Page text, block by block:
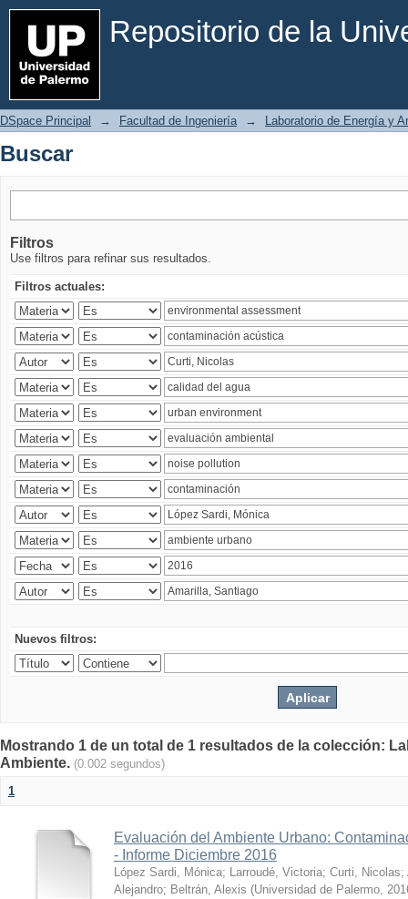
Repositorio de la
Buscar
DSpace Principal → Facultad de Ingeniería → Laboratorio de Energía y
Buscar
Filtros
Use filtros para refinar sus resultados.
Filtros actuales:
Nuevos filtros:
Mostrando 1 de un total de 1 resultados de la colección:
Ambiente. (0.002 segundos)
1
Evaluación del Ambiente Urbano:
- Informe Diciembre 2016
López Sardi, Mónica; Larroudé, Victoria; Curti, Nicolas;
Alejandro; Beltrán, Alexis (Universidad de Palermo,